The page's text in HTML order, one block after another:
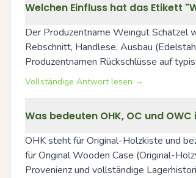
Welchen Einfluss hat das Etikett
Der Produzentname Weingut Schätzel
Rebschnitt, Handlese, Ausbau
Produzentnamen Rückschlüsse auf
Vollständige Antwort lesen →
Was bedeuten OHK, OC und
OHK steht für Original-Holzkiste und
für Original Wooden Case (Original-
Provenienz und vollständige